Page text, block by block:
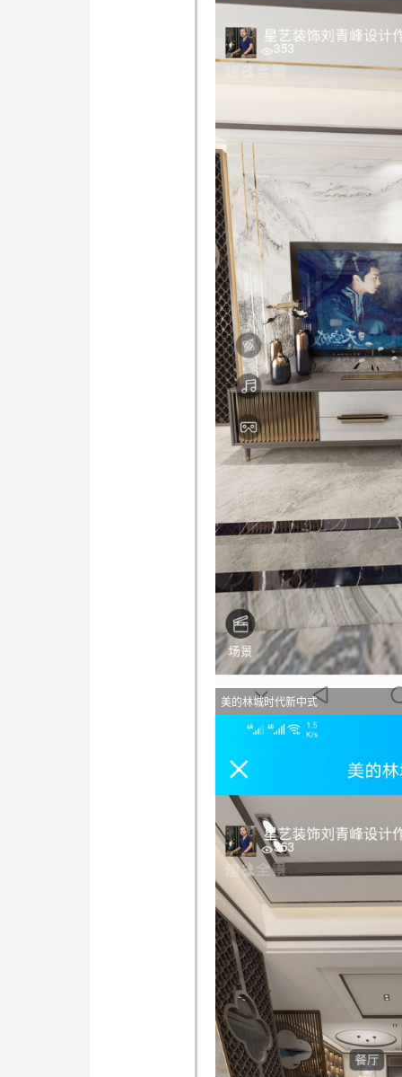
美的林城时代新中式